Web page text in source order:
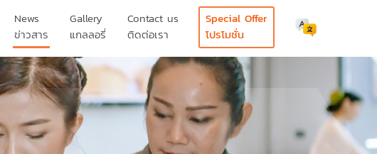
News
ข่าวสาร
Gallery
แกลลอรี่
Contact us
ติดต่อเรา
Special Offer
โปรโมชั่น